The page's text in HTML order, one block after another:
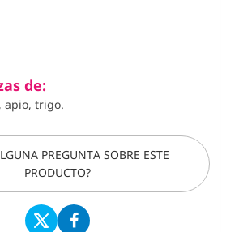
de:
apio, trigo.
PREGUNTA SOBRE ESTE
PRODUCTO?